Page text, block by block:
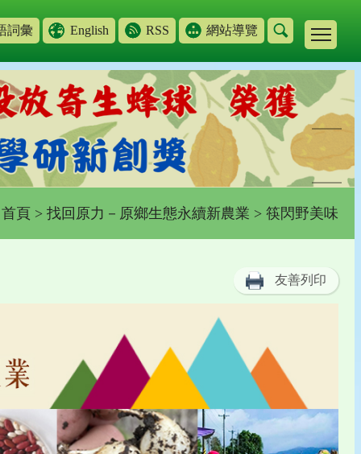
詞彙 English RSS 網站導覽
首頁 > 找回原力－原鄉生態永續新農業 > 筷閃野美味
友善列印